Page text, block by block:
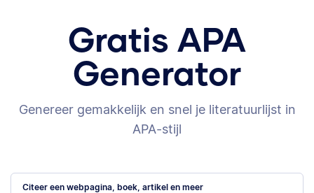
Gratis APA
Generator
Genereer gemakkelijk en snel je literatuurlijst in
APA-stijl
Citeer een webpagina, boek, artikel en meer